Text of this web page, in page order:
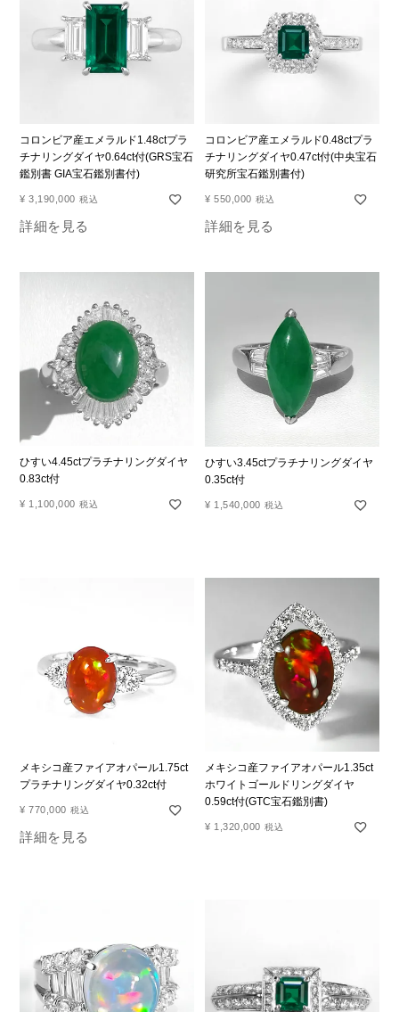
コロンビア産エメラルド1.48ctプラ
チナリングダイヤ0.64ct付(GRS宝石
鑑別書 GIA宝石鑑別書付)
¥ 3,190,000 税込
詳細を見る
コロンビア産エメラルド0.48ctプラ
チナリングダイヤ0.47ct付(中央宝石
研究所宝石鑑別書付)
¥ 550,000 税込
詳細を見る
ひすい4.45ctプラチナリングダイヤ
0.83ct付
¥ 1,100,000 税込
ひすい3.45ctプラチナリングダイヤ
0.35ct付
¥ 1,540,000 税込
メキシコ産ファイアオパール1.75ct
プラチナリングダイヤ0.32ct付
¥ 770,000 税込
詳細を見る
メキシコ産ファイアオパール1.35ct
ホワイトゴールドリングダイヤ
0.59ct付(GTC宝石鑑別書)
¥ 1,320,000 税込